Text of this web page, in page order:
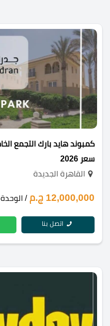
سعر 2026
القاهرة الجديدة
12,000,000 ج.م / الوحدة
اتصل بنا